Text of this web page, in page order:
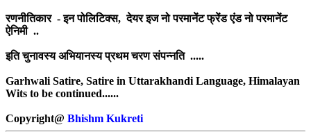
रणनीतिकार - इन पोलिटिक्स, देयर इज नो परमानेंट फ्रेंड एंड नो परमानेंट
ऐनिमी ..
इति चुनावस्य अभियानस्य प्रथम चरण संपन्नति .....
Garhwali Satire, Satire in Uttarakhandi Language, Himalayan
Wits to be continued......
Copyright@ Bhishm Kukreti